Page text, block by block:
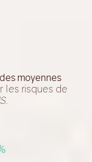
moyennes
les risques de